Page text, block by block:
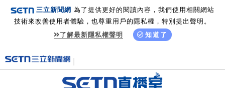
三立新聞網 為了提供更好的閱讀內容，我們使用相關網站
技術來改善使用者體驗，也尊重用戶的隱私權，特別提出聲明。
了解最新隱私權聲明
知道了